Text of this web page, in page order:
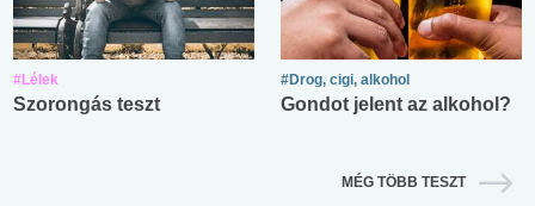
#Lélek
Szorongás teszt
#Drog, cigi, alkohol
Gondot jelent az alkohol?
MÉG TÖBB TESZT